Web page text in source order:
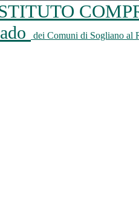
dei Comuni di Sogliano al